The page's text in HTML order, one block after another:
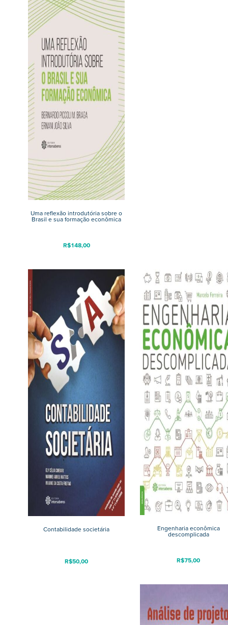
Uma reflexão introdutória sobre o
Brasil e sua formação econômica
R$148,00
Contabilidade societária
R$50,00
Engenharia econômica
descomplicada
R$75,00